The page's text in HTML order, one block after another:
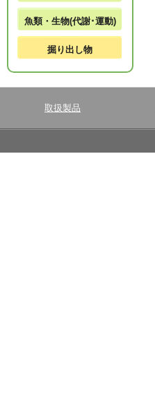
魚類・生物(代謝･運動)
掘り出し物
取扱製品